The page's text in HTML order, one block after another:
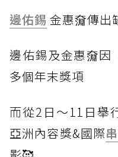
邊佑錫 金惠奫傳出
邊佑錫及金惠奫因
多個年末獎項
而從2日～11日舉
亞洲內容獎&國際